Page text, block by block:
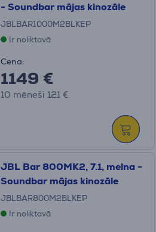
- Soundbar mājas kinozāle
JBLBAR1000M2BLKEP
Ir noliktavā
Cena:
1149 €
10 mēneši 121 €
JBL Bar 800MK2, 7.1, melna -
Soundbar mājas kinozāle
JBLBAR800M2BLKEP
Ir noliktavā